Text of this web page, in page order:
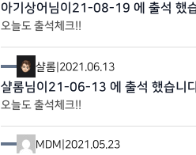
아기상어님이21-08-19 에 출석 했
오늘도 출석체크!!
샬롬|2021.06.13
샬롬님이21-06-13 에 출석 했습니
오늘도 출석체크!!
MDM 2021.05.23